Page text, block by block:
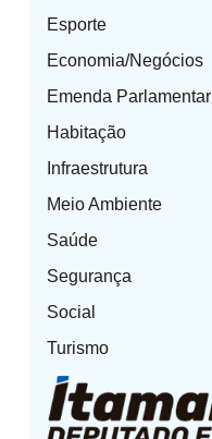
Esporte
Economia/Negócios
Emenda Parlamentar
Habitação
Infraestrutura
Meio Ambiente
Saúde
Segurança
Social
Turismo